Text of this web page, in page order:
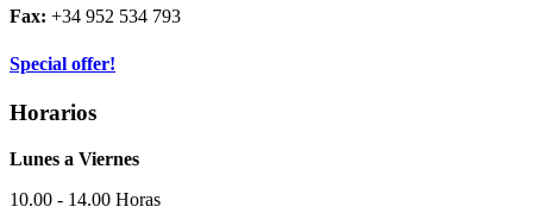
Fax: +34 952 534 793
Special offer!
Horarios
Lunes a Viernes
10.00 - 14.00 Horas